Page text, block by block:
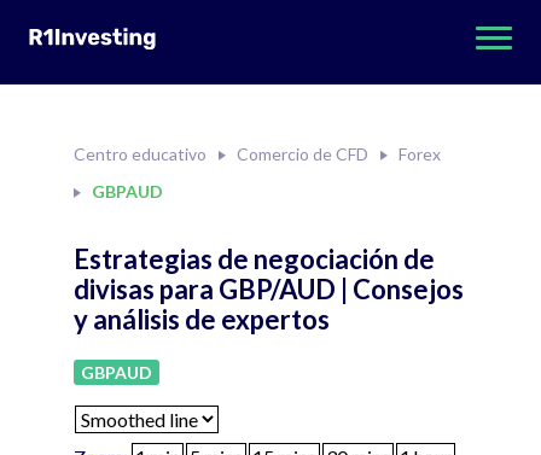
Centro educativo Comercio de CFD
Forex
GBPAUD
Estrategias de negociación de
divisas para GBP/AUD | Consejos
y análisis de expertos
GBPAUD